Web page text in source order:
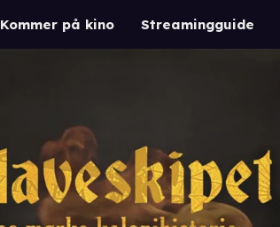
Kommer på kino Streamingguide